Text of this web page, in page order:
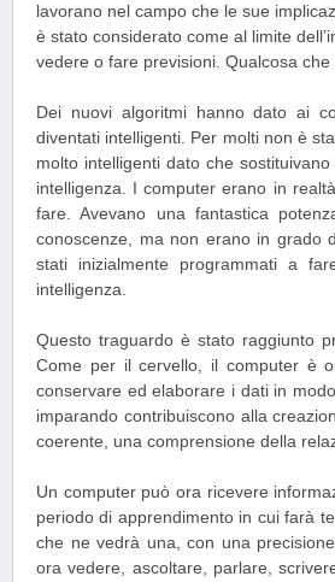
lavorano nel campo che le sue
è stato considerato come al limite
vedere o fare previsioni. Qualcosa
Dei nuovi algoritmi hanno dato ai
diventati intelligenti. Per molti non è
molto intelligenti dato che
intelligenza. I computer erano in
fare. Avevano una fantastica
conoscenze, ma non erano in grado
stati inizialmente programmati a
intelligenza.
Questo traguardo è stato raggiunto
Come per il cervello, il computer è
conservare ed elaborare i dati in
imparando contribuiscono alla
coerente, una comprensione della
Un computer può ora ricevere
periodo di apprendimento in cui farà
che ne vedrà una, con una
ora vedere, ascoltare, parlare,